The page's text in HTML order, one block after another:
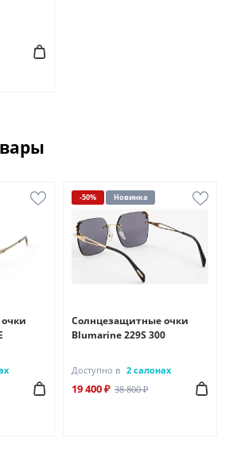
-50% Новинка
Солнцезащитные очки
Blumarine 229S 300
Доступно в 2 салонах
19 400 ₽ 38 800 ₽